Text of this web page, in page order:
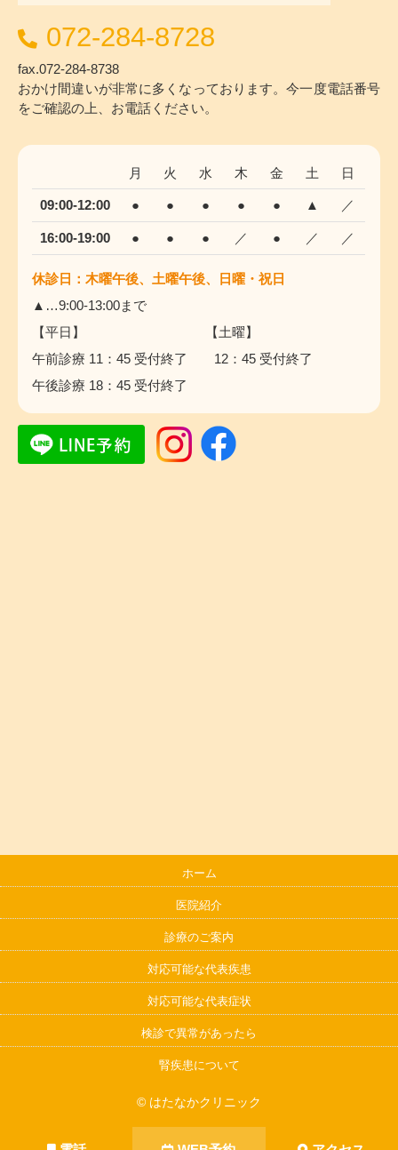
072-284-8728
fax.072-284-8738
おかけ間違いが非常に多くなっております。今一度電話番号
をご確認の上、お電話ください。
月 火 水 木 金 土 日
09:00-12:00 ● ● ● ● ● ▲ ／
16:00-19:00 ● ● ● ／ ● ／ ／
休診日：木曜午後、土曜午後、日曜・祝日
▲…9:00-13:00まで
【平日】 【土曜】
午前診療 11：45 受付終了 12：45 受付終了
午後診療 18：45 受付終了
ホーム
医院紹介
診療のご案内
対応可能な代表疾患
対応可能な代表症状
検診で異常があったら
腎疾患について
© はたなかクリニック